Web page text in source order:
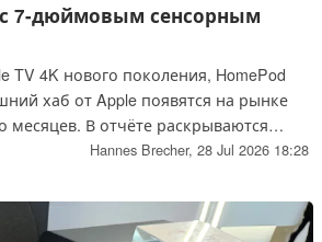
с 7-дюймовым сенсорным
TV 4K нового поколения, HomePod
хаб от Apple появятся на рынке
месяцев. В отчёте раскрываются
запуска и функциях устройств, в
сенсорным экраном.
Hannes Brecher, 28 Jul 2026 18:28